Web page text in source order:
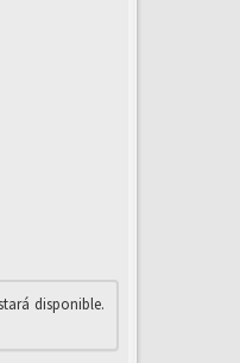
disponible.